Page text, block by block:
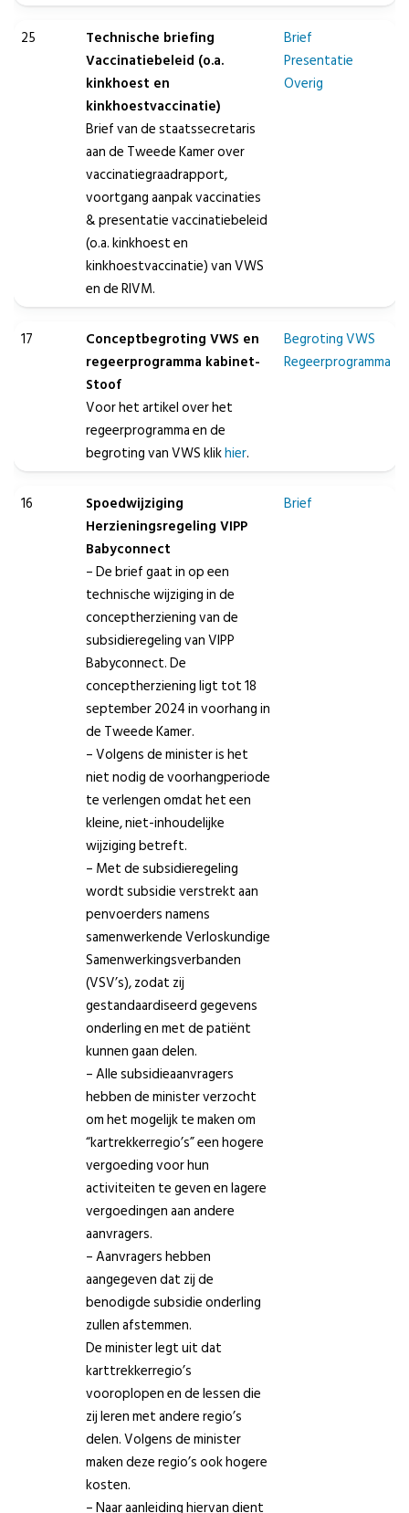
25
Technische briefing
Vaccinatiebeleid (o.a.
kinkhoest en
kinkhoestvaccinatie)
Brief van de staatssecretaris
aan de Tweede Kamer over
vaccinatiegraadrapport,
voortgang aanpak vaccinaties
& presentatie vaccinatiebeleid
(o.a. kinkhoest en
kinkhoestvaccinatie) van VWS
en de RIVM.
Brief
Presentatie
Overig
17
Conceptbegroting VWS en
regeerprogramma kabinet-
Stoof
Voor het artikel over het
regeerprogramma en de
begroting van VWS klikhier.
Begroting VWS
Regeerprogramma
16
Spoedwijziging
Herzieningsregeling VIPP
Babyconnect
– De brief gaat in op een
technische wijziging in de
conceptherziening van de
subsidieregeling van VIPP
Babyconnect. De
conceptherziening ligt tot 18
september 2024 in voorhang in
de Tweede Kamer.
– Volgens de minister is het
niet nodig de voorhangperiode
te verlengen omdat het een
kleine, niet-inhoudelijke
wijziging betreft.
– Met de subsidieregeling
wordt subsidie verstrekt aan
penvoerders namens
samenwerkende Verloskundige
Samenwerkingsverbanden
(VSV’s), zodat zij
gestandaardiseerd gegevens
onderling en met de patiënt
kunnen gaan delen.
– Alle subsidieaanvragers
hebben de minister verzocht
om het mogelijk te maken om
“kartrekkerregio’s” een hogere
vergoeding voor hun
activiteiten te geven en lagere
vergoedingen aan andere
aanvragers.
– Aanvragers hebben
aangegeven dat zij de
benodigde subsidie onderling
zullen afstemmen.
De minister legt uit dat
karttrekkerregio’s
vooroplopen en de lessen die
zij leren met andere regio’s
delen. Volgens de minister
maken deze regio’s ook hogere
kosten.
– Naar aanleiding hiervan dient
Brief